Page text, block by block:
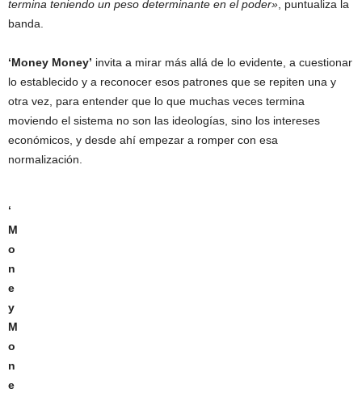
termina teniendo un peso determinante en el poder» , puntualiza la
banda.
‘Money Money’ invita a mirar más allá de lo evidente, a cuestionar
lo establecido y a reconocer esos patrones que se repiten una y
otra vez, para entender que lo que muchas veces termina
moviendo el sistema no son las ideologías, sino los intereses
económicos, y desde ahí empezar a romper con esa
normalización.
‘
M
o
n
e
y
M
o
n
e